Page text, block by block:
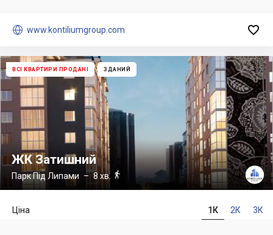
 www.kontiliumgroup.com 
ВСІ КВАРТИРИ ПРОДАНІ ЗДАНИЙ
ЖК Затишний
Парк Під Липами – 8 хв. 
1К 2К 3К
Ціна